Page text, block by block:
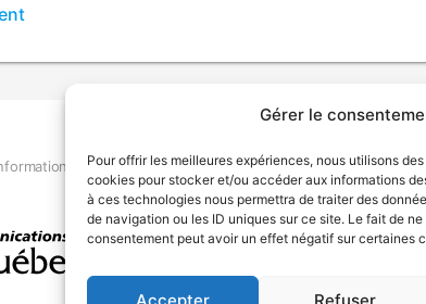
Gérer le
Pour offrir les meilleures expériences, nous utilisons
cookies pour stocker et/ou accéder aux informations
à ces technologies nous permettra de traiter des
de navigation ou les ID uniques sur ce site. Le fait de
consentement peut avoir un effet négatif sur certaines
Accepter Refuser
Déclaration de services Politique de